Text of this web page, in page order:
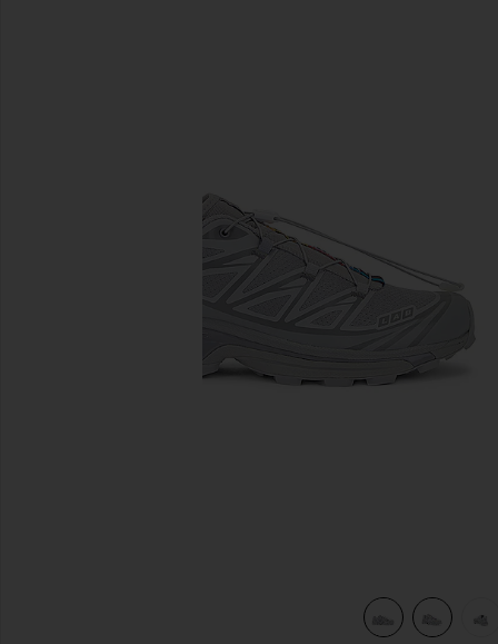
view 7 of 6 XT-6 スニーカー in Ghost Gray & Gray